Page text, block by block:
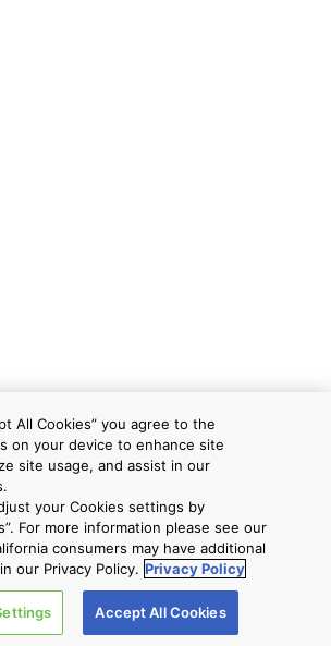
All Cookies” you agree to the
on your device to enhance site
site usage, and assist in our
your Cookies settings by
For more information please see our
consumers may have additional
our Privacy Policy. Privacy Policy
Accept All Cookies